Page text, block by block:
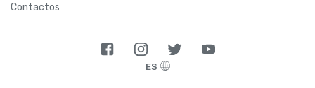
Contactos
ES